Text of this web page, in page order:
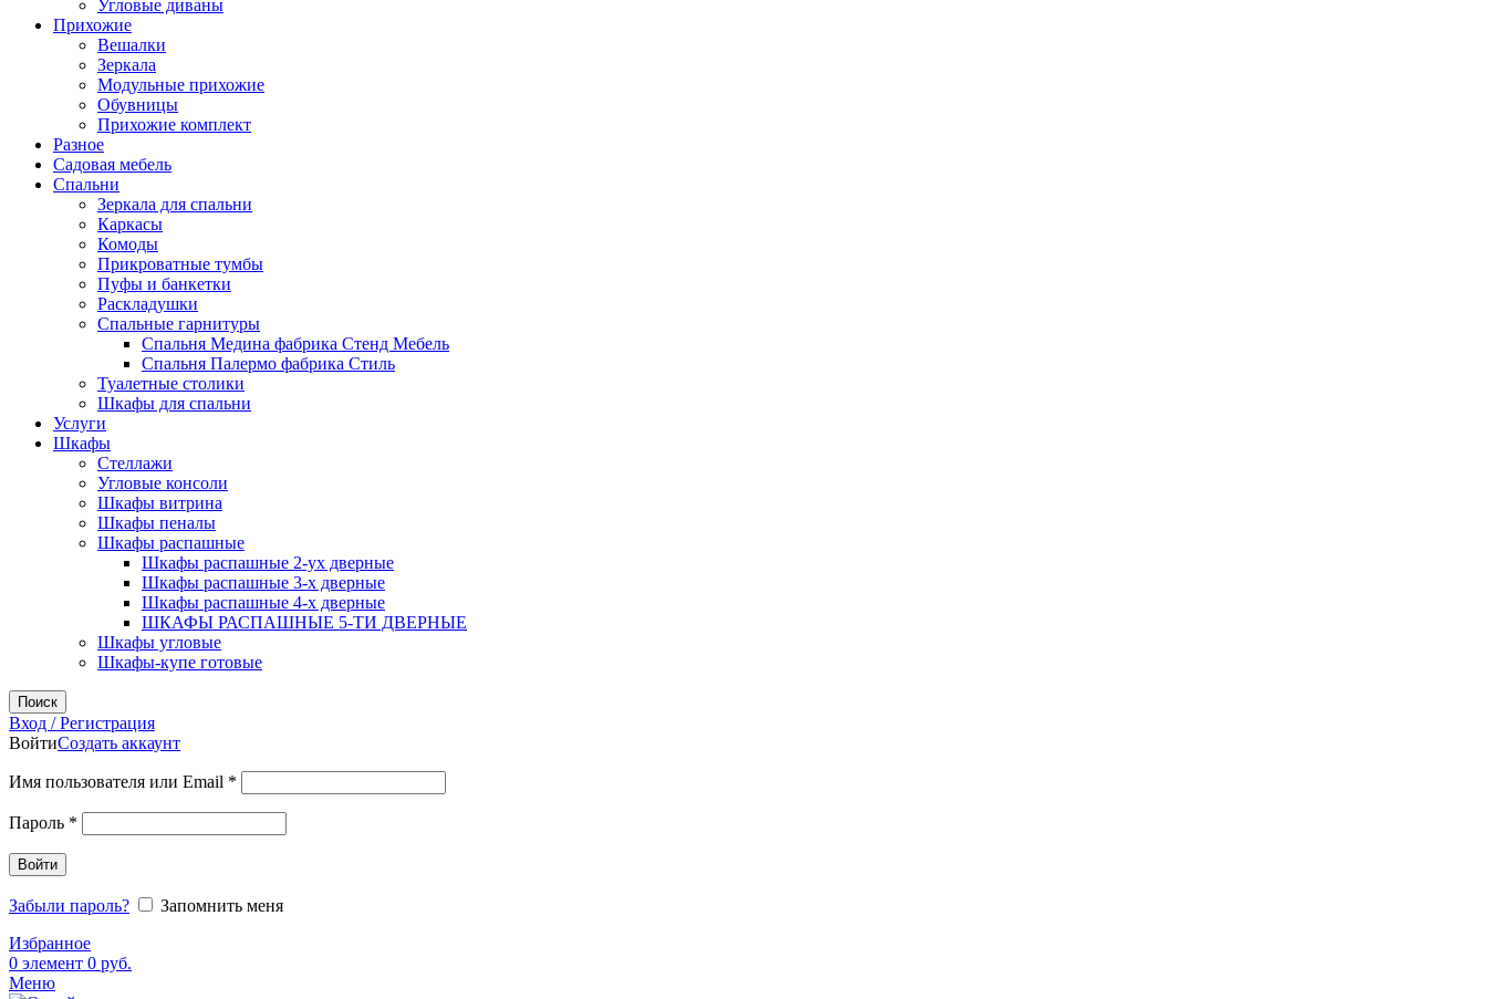
Угловые диваны
Прихожие
Вешалки
Зеркала
Модульные прихожие
Обувницы
Прихожие комплект
Разное
Садовая мебель
Спальни
Зеркала для спальни
Каркасы
Комоды
Прикроватные тумбы
Пуфы и банкетки
Раскладушки
Спальные гарнитуры
Спальня Медина фабрика Стенд Мебель
Спальня Палермо фабрика Стиль
Туалетные столики
Шкафы для спальни
Услуги
Шкафы
Стеллажи
Угловые консоли
Шкафы витрина
Шкафы пеналы
Шкафы распашные
Шкафы распашные 2-ух дверные
Шкафы распашные 3-х дверные
Шкафы распашные 4-х дверные
ШКАФЫ РАСПАШНЫЕ 5-ТИ ДВЕРНЫЕ
Шкафы угловые
Шкафы-купе готовые
Поиск
Вход / Регистрация
ВойтиСоздать аккаунт
Имя пользователя или Email *
Пароль *
Войти
Забыли пароль?
Запомнить меня
Избранное
0 элемент 0 руб.
Меню